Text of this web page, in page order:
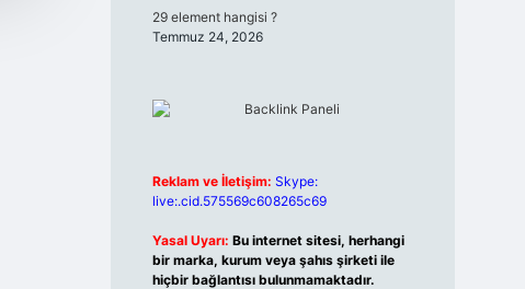
29 element hangisi ?
Temmuz 24, 2026
Reklam ve İletişim: Skype:
live:.cid.575569c608265c69
Yasal Uyarı: Bu internet sitesi, herhangi
bir marka, kurum veya şahıs şirketi ile
hiçbir bağlantısı bulunmamaktadır.